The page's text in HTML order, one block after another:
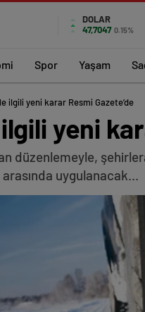
DOLAR
47,7047 0.15%
Spor Yaşam
ilgili yeni karar Resmi Gazete’de
yeni
düzenlemeyle,
uygulanacak...